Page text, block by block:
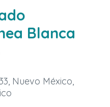
Blanca
Nuevo México,